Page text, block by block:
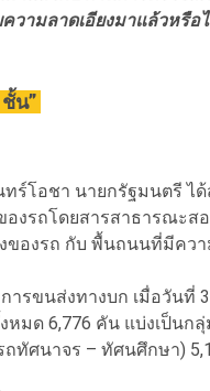
ามลาดเอียงมาแล้วหรือไ
น”
ทร์โอชา นายกรัฐมนตรี ไ
งรถโดยสารสาธารณะสอ
องรถ กับ พื้นถนนที่มีควา
รขนส่งทางบก เมื่อวันที่
มด 6,776 คัน แบ่งเป็นก
ถทัศนาจร – ทัศนศึกษา)